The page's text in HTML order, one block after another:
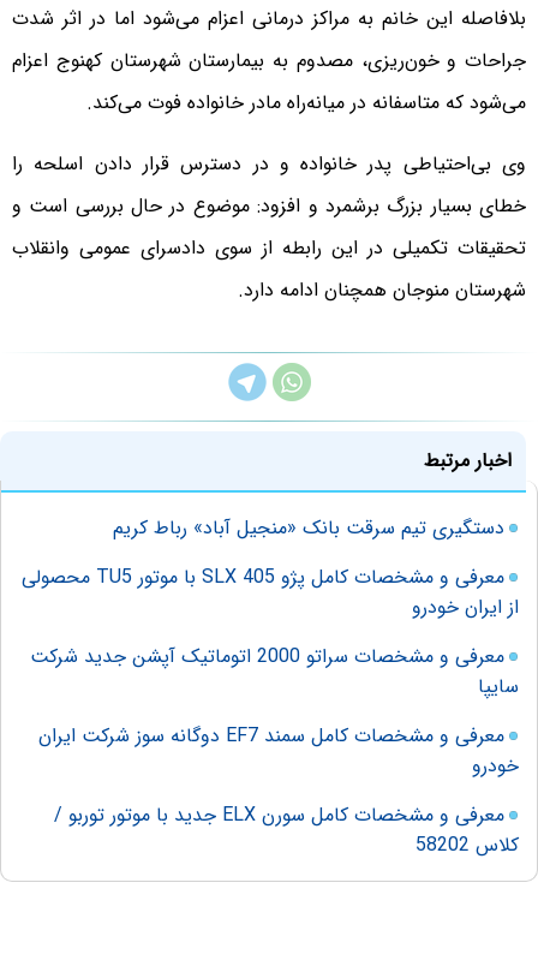
بلافاصله این خانم به مراکز درمانی اعزام می‌شود اما در اثر شدت
جراحات و خون‌ریزی، مصدوم به بیمارستان شهرستان کهنوج اعزام
می‌شود که متاسفانه در میانه‌راه مادر خانواده فوت می‌کند.
وی بی‌احتیاطی پدر خانواده و در دسترس قرار دادن اسلحه را
خطای بسیار بزرگ برشمرد و افزود: موضوع در حال بررسی است و
تحقیقات تکمیلی در این رابطه از سوی دادسرای عمومی وانقلاب
شهرستان منوجان همچنان ادامه دارد.
اخبار مرتبط
دستگیری تیم سرقت بانک «منجیل آباد» رباط کریم
معرفی و مشخصات کامل پژو 405 SLX با موتور TU5 محصولی
از ایران خودرو
معرفی و مشخصات سراتو 2000 اتوماتیک آپشن جدید شرکت
سایپا
معرفی و مشخصات کامل سمند EF7 دوگانه سوز شرکت ایران
خودرو
معرفی و مشخصات کامل سورن ELX جدید با موتور توربو /
کلاس 58202